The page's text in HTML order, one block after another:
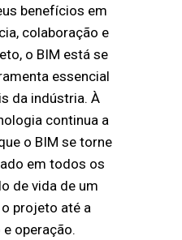
benefícios em
colaboração e
o BIM está se
essencial
da indústria. À
continua a
o BIM se torne
em todos os
de vida de um
projeto até a
operação.